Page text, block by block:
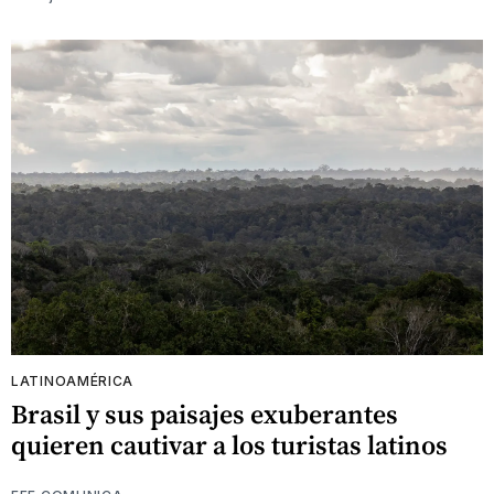
LATINOAMÉRICA
Brasil y sus paisajes exuberantes
quieren cautivar a los turistas latinos